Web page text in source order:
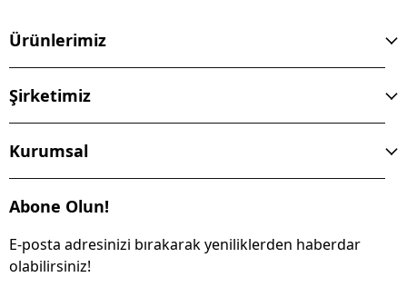
Ürünlerimiz
Şirketimiz
Kurumsal
Abone Olun!
E-posta adresinizi bırakarak yeniliklerden haberdar
olabilirsiniz!